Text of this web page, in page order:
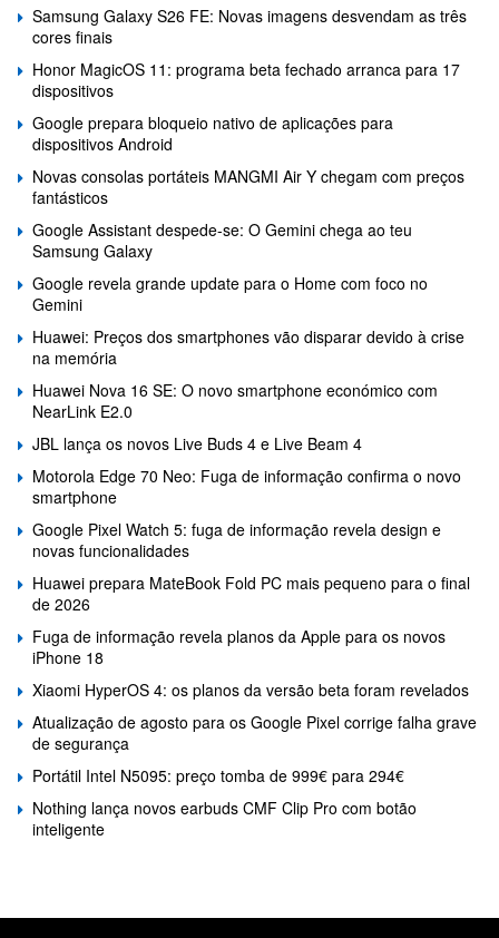
Samsung Galaxy S26 FE: Novas imagens desvendam as três
cores finais
Honor MagicOS 11: programa beta fechado arranca para 17
dispositivos
Google prepara bloqueio nativo de aplicações para
dispositivos Android
Novas consolas portáteis MANGMI Air Y chegam com preços
fantásticos
Google Assistant despede-se: O Gemini chega ao teu
Samsung Galaxy
Google revela grande update para o Home com foco no
Gemini
Huawei: Preços dos smartphones vão disparar devido à crise
na memória
Huawei Nova 16 SE: O novo smartphone económico com
NearLink E2.0
JBL lança os novos Live Buds 4 e Live Beam 4
Motorola Edge 70 Neo: Fuga de informação confirma o novo
smartphone
Google Pixel Watch 5: fuga de informação revela design e
novas funcionalidades
Huawei prepara MateBook Fold PC mais pequeno para o final
de 2026
Fuga de informação revela planos da Apple para os novos
iPhone 18
Xiaomi HyperOS 4: os planos da versão beta foram revelados
Atualização de agosto para os Google Pixel corrige falha grave
de segurança
Portátil Intel N5095: preço tomba de 999€ para 294€
Nothing lança novos earbuds CMF Clip Pro com botão
inteligente